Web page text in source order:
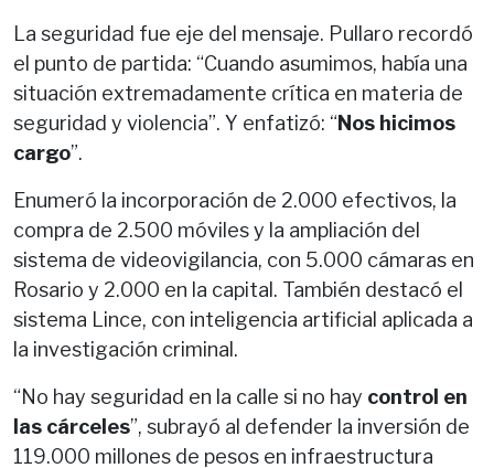
La seguridad fue eje del mensaje. Pullaro recordó
el punto de partida: “Cuando asumimos, había una
situación extremadamente crítica en materia de
seguridad y violencia”. Y enfatizó: “Nos hicimos
cargo”.
Enumeró la incorporación de 2.000 efectivos, la
compra de 2.500 móviles y la ampliación del
sistema de videovigilancia, con 5.000 cámaras en
Rosario y 2.000 en la capital. También destacó el
sistema Lince, con inteligencia artificial aplicada a
la investigación criminal.
“No hay seguridad en la calle si no hay control en
las cárceles”, subrayó al defender la inversión de
119.000 millones de pesos en infraestructura